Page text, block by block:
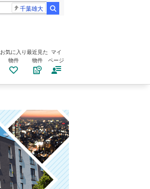
千葉雄大
お気に入り
物件
最近見た
物件
マイ
ページ